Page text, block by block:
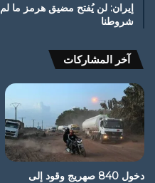
إيران: لن يُفتح مضيق هرمز ما
شروطنا
آخر المشاركات
دخول 840 صهريج وقود إلى